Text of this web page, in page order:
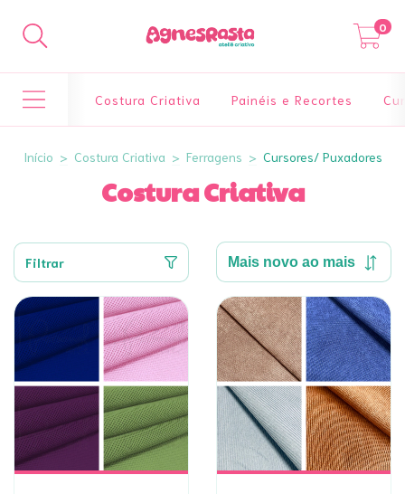
0
Costura Criativa Painéis e Recortes
Início > Costura Criativa > Ferragens > Cursores/ Puxadores
Costura Criativa
Filtrar